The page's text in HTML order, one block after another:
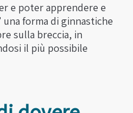
e poter apprendere e
una forma di ginnastiche
sulla breccia, in
il più possibile